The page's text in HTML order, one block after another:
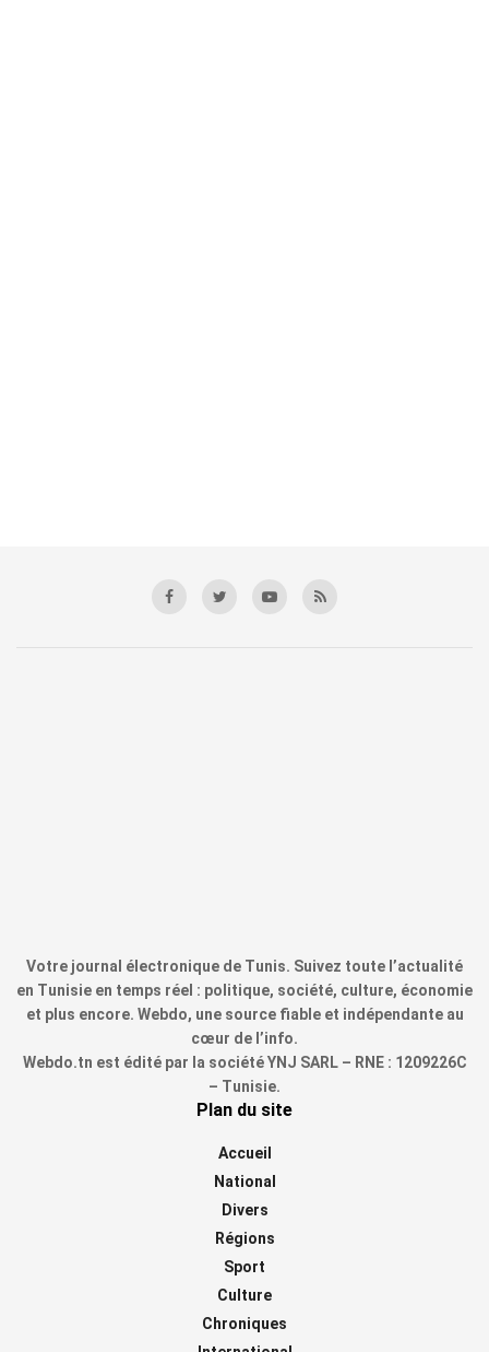
Votre journal électronique de Tunis. Suivez toute l’actualité
en Tunisie en temps réel : politique, société, culture, économie
et plus encore. Webdo, une source fiable et indépendante au
cœur de l’info.
Webdo.tn est édité par la société YNJ SARL – RNE : 1209226C
– Tunisie.
Plan du site
Accueil
National
Divers
Régions
Sport
Culture
Chroniques